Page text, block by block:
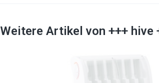
Weitere Artikel von +++ hive